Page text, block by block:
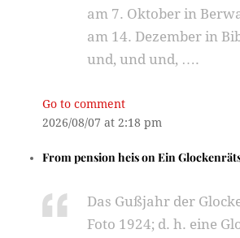
am 7. Oktober in
am 14. Dezember in
und, und und, ….
Go to comment
2026/08/07 at 2:18 pm
Frompension heisonEin
Das Gußjahr der
Foto 1924; d. h. eine